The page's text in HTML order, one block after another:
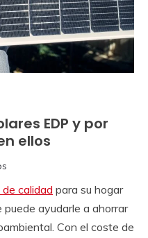
EDP y por
ellos
calidad para su hogar
ayudarle a ahorrar
Con el coste de